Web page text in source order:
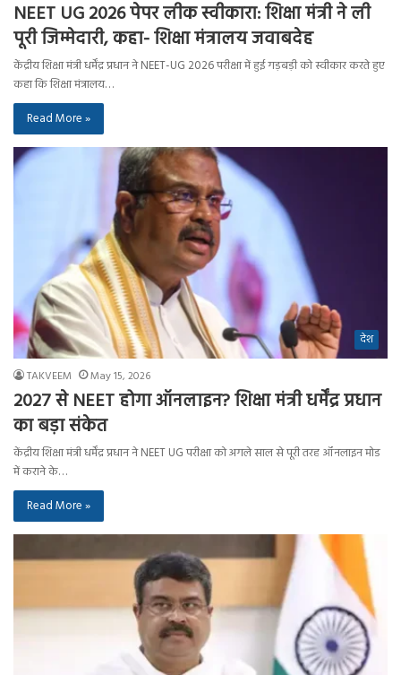
NEET UG 2026 पेपर लीक स्वीकारा: शिक्षा मंत्री ने ली
पूरी जिम्मेदारी, कहा- शिक्षा मंत्रालय जवाबदेह
केंद्रीय शिक्षा मंत्री धर्मेंद्र प्रधान ने NEET-UG 2026 परीक्षा में हुई गड़बड़ी को स्वीकार करते हुए
कहा कि शिक्षा मंत्रालय…
Read More »
देश
TAKVEEM May 15, 2026
2027 से NEET होगा ऑनलाइन? शिक्षा मंत्री धर्मेंद्र प्रधान
का बड़ा संकेत
केंद्रीय शिक्षा मंत्री धर्मेंद्र प्रधान ने NEET UG परीक्षा को अगले साल से पूरी तरह ऑनलाइन मोड
में कराने के…
Read More »